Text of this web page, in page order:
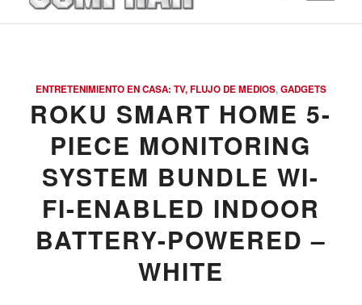
ENTRETENIMIENTO EN CASA: TV, FLUJO DE MEDIOS,GADGETS
ROKU SMART HOME 5-
PIECE MONITORING
SYSTEM BUNDLE WI-
FI-ENABLED INDOOR
BATTERY-POWERED –
WHITE